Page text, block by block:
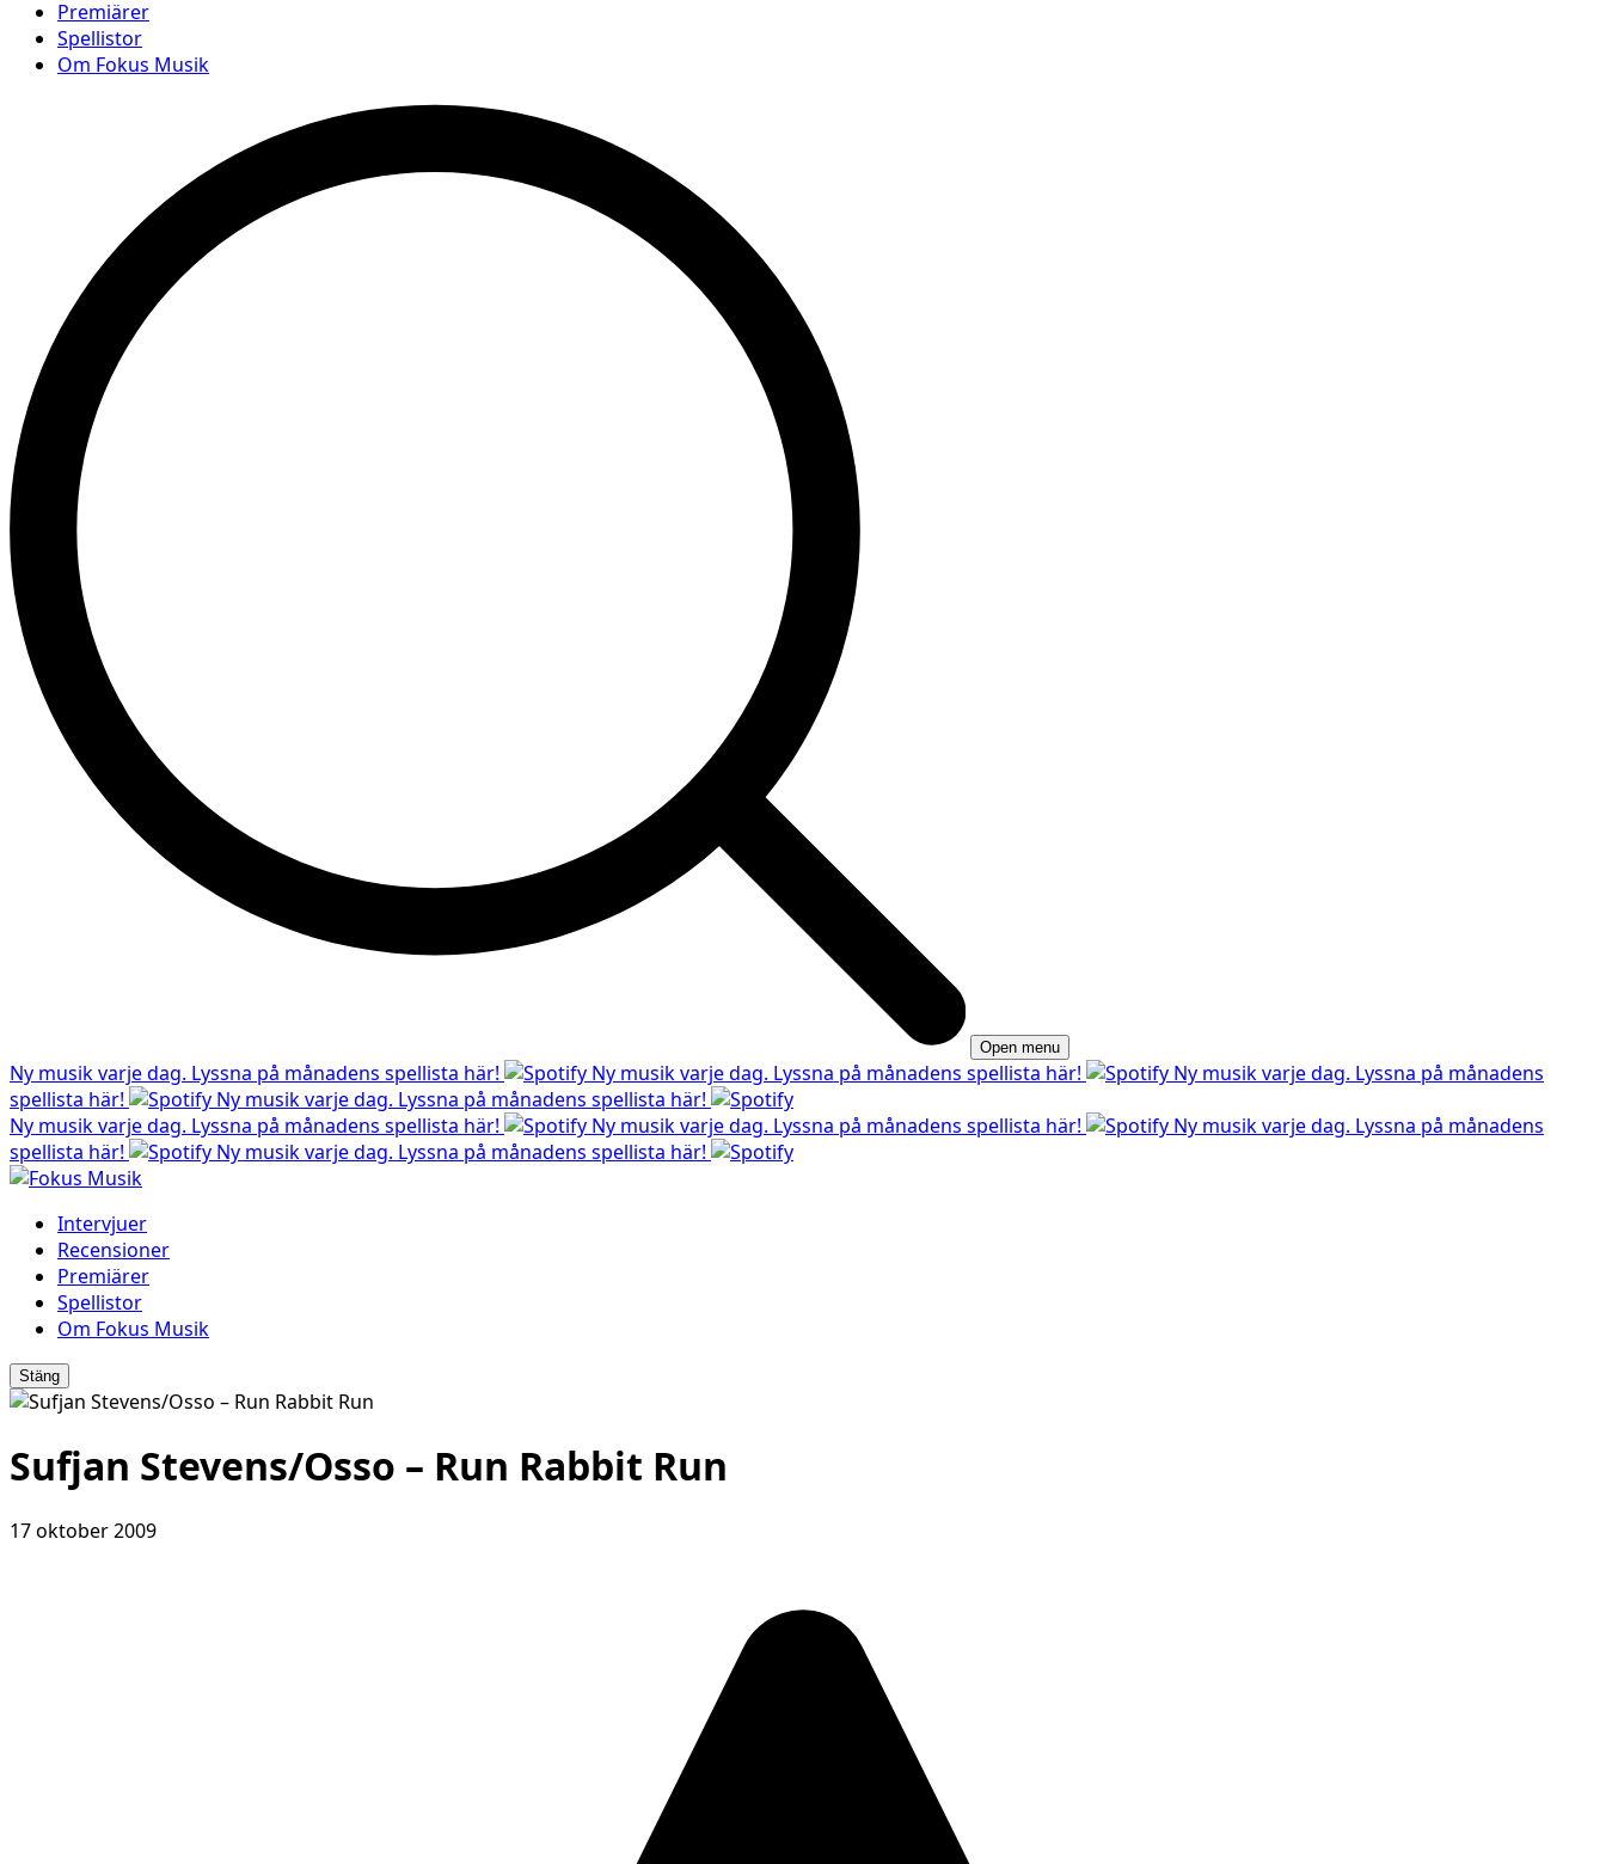
Premiärer
Spellistor
Om Fokus Musik
Open menu
Ny musik varje dag. Lyssna på månadens spellista här! Ny musik varje dag. Lyssna på månadens spellista här!
Ny musik varje dag. Lyssna på månadens
spellista här!
Ny musik varje dag. Lyssna på månadens spellista här!
Ny musik varje dag. Lyssna på månadens spellista här!
Ny musik varje dag. Lyssna på månadens spellista här!
Ny musik varje dag. Lyssna på månadens
spellista här!
Ny musik varje dag. Lyssna på månadens spellista här!
Intervjuer
Recensioner
Premiärer
Spellistor
Om Fokus Musik
Stäng
Sufjan Stevens/Osso – Run Rabbit Run
17 oktober 2009